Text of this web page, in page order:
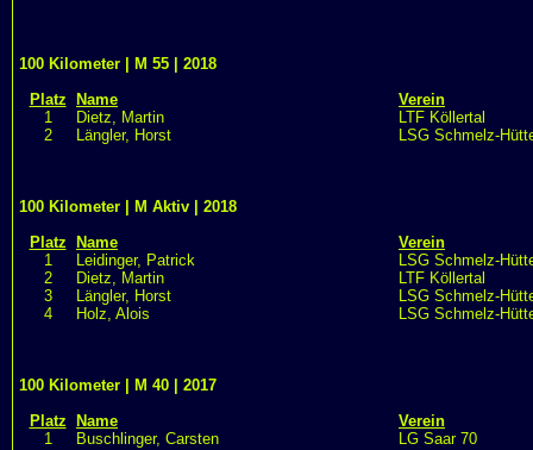
100 Kilometer | M 55 | 2018
Platz
Name
Verein
1
Dietz, Martin
LTF Köllertal
2
Längler, Horst LSG Schmelz-
100 Kilometer | M Aktiv | 2018
Platz
Name
Verein
1
Leidinger, Patrick
LSG Schmelz-
2
Dietz, Martin
LTF Köllertal
3
Längler, Horst
LSG Schmelz-
4
Holz, Alois LSG Schmelz-
100 Kilometer | M 40 | 2017
Platz
Name
Verein
1
Buschlinger, Carsten LG Saar 70